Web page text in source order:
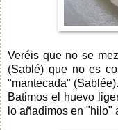
Veréis que no se
(Sablé) que no es
"mantecada" (Sablée).
Batimos el huevo
lo añadimos en "hilo"